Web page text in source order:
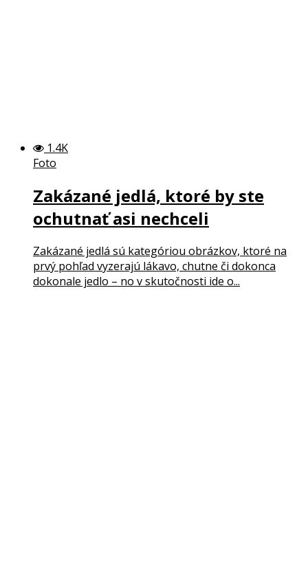
1.4K
Foto
Zakázané jedlá, ktoré by ste
ochutnať asi nechceli
Zakázané jedlá sú kategóriou obrázkov, ktoré na
prvý pohľad vyzerajú lákavo, chutne či dokonca
dokonale jedlo – no v skutočnosti ide o...